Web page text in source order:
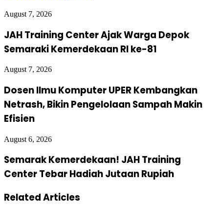
August 7, 2026
JAH Training Center Ajak Warga Depok
Semaraki Kemerdekaan RI ke-81
August 7, 2026
Dosen Ilmu Komputer UPER Kembangkan
Netrash, Bikin Pengelolaan Sampah Makin
Efisien
August 6, 2026
Semarak Kemerdekaan! JAH Training
Center Tebar Hadiah Jutaan Rupiah
Related Articles